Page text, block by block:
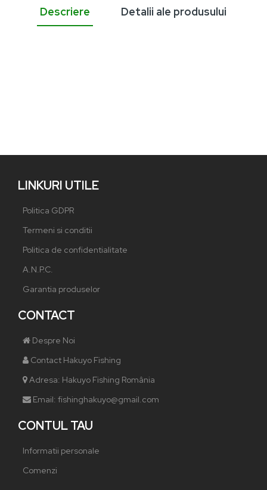
Descriere Detalii ale produsului
LINKURI UTILE
Politica GDPR
Termeni si conditii
Politica de confidentialitate
A.N.P.C.
Garantia produselor
CONTACT
Despre Noi
Contact Hakuyo Fishing
Adresa: Hakuyo Fishing România
Email: fishinghakuyo@gmail.com
CONTUL TAU
Informatii personale
Comenzi